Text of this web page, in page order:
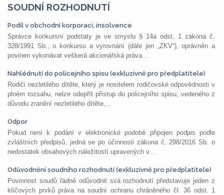
SOUDNÍ ROZHODNUTÍ
Podíl v obchodní korporaci, insolvence
Správce konkursní podstaty je ve smyslu § 14a odst. 1 zákona č.
328/1991 Sb., o konkursu a vyrovnání (dále jen „ZKV“), oprávněn a
povinen vykonávat veškerá akcionářská práva...
Nahlédnutí do policejního spisu (exkluzivně pro předplatitele)
Rodiči nezletilého dítěte, který je nositelem rodičovské odpovědnosti v
plném rozsahu, nelze odepřít přístup do policejního spisu, vedeného z
důvodu zranění nezletilého dítěte,...
Odpor
Pokud není k podání v elektronické podobě připojen podpis podle
zvláštních předpisů, jedná se po účinnosti zákona č. 298/2016 Sb. o
nedostatek obsahových náležitostí upravených v...
Odůvodnění soudního rozhodnutí (exkluzivně pro předplatitele)
Povinnost soudů řádně odůvodnit svá rozhodnutí představuje jeden z
klíčových prvků práva na soudní ochranu chráněného čl. 36 odst. 1